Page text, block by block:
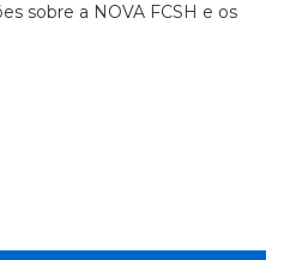
sobre a NOVA FCSH e os